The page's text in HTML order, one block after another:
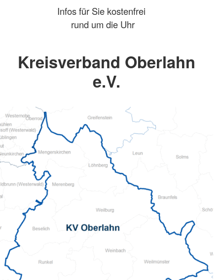
Infos für Sie kostenfrei
rund um die Uhr
Kreisverband Oberlahn
e.V.